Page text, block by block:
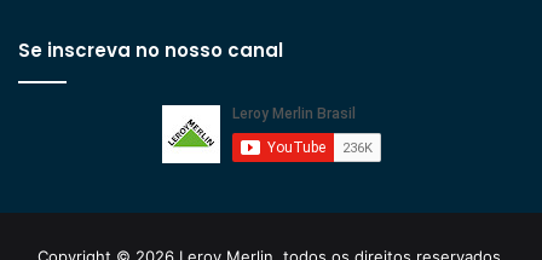
Se inscreva no nosso canal